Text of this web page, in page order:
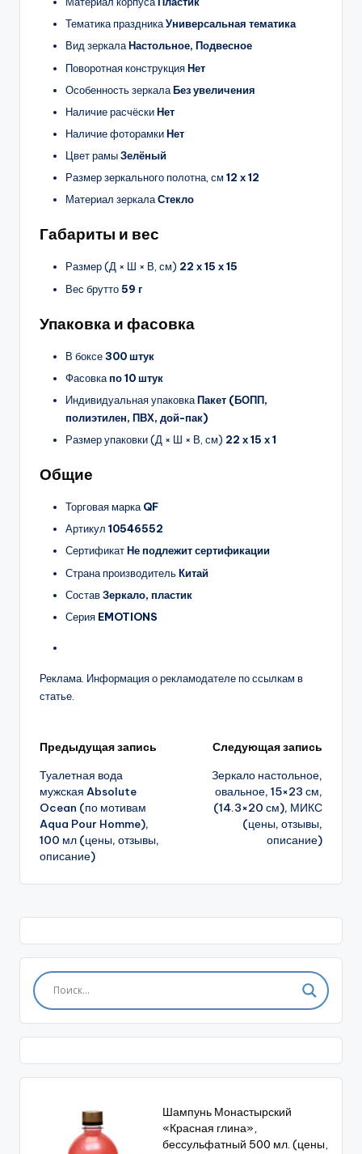
Тематика праздникаУниверсальная тематика
Вид зеркалаНастольное, Подвесное
Поворотная конструкцияНет
Особенность зеркалаБез увеличения
Наличие расчёскиНет
Наличие фоторамкиНет
Цвет рамыЗелёный
Размер зеркального полотна, см 12 х 12
Материал зеркалаСтекло
Габариты и вес
Размер (Д × Ш × В, см) 22 х 15 х 15
Вес брутто59 г
Упаковка и фасовка
В боксе300 штук
Фасовкапо 10 штук
Индивидуальная упаковкаПакет (БОПП,
полиэтилен, ПВХ, дой-пак)
Размер упаковки (Д × Ш × В, см) 22 х 15 х 1
Общие
Торговая маркаQF
Артикул 10546552
СертификатНе подлежит сертификации
Страна производительКитай
СоставЗеркало, пластик
Серия EMOTIONS
Реклама. Информация о рекламодателе по ссылкам в
статье.
Навигация
записи
Предыдущая запись
Туалетная вода
мужская Absolute
Ocean (по мотивам
Aqua Pour Homme),
100 мл (цены, отзывы,
описание)
Следующая запись
Зеркало настольное,
овальное, 15×23 см,
(14.3×20 см), МИКС
(цены, отзывы,
описание)
Шампунь Монастырский
«Красная глина»,
бессульфатный 500 мл. (цены,